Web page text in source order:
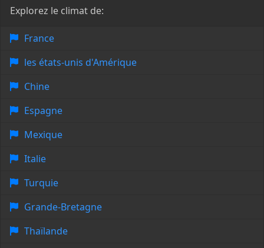
Explorez le climat de:
France
les états-unis d'Amérique
Chine
Espagne
Mexique
Italie
Turquie
Grande-Bretagne
Thaïlande